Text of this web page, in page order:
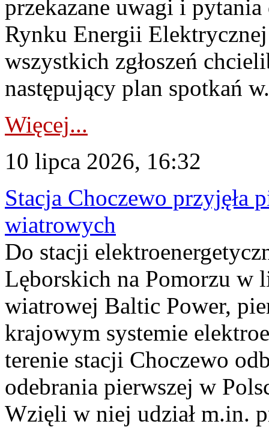
przekazane uwagi i
Rynku Energii
wszystkich zgłoszeń
następujący plan spotkań
Więcej...
10 lipca 2026, 16:32
Stacja Choczewo przyjęła
wiatrowych
Do stacji
Lęborskich na Pomorzu w
wiatrowej Baltic Power,
krajowym systemie
terenie stacji Choczewo
odebrania pierwszej w
Wzięli w niej udział m.in.